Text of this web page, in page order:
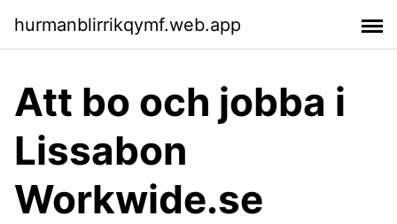
hurmanblirrikqymf.web.app
Att bo och jobba i
Lissabon
Workwide.se